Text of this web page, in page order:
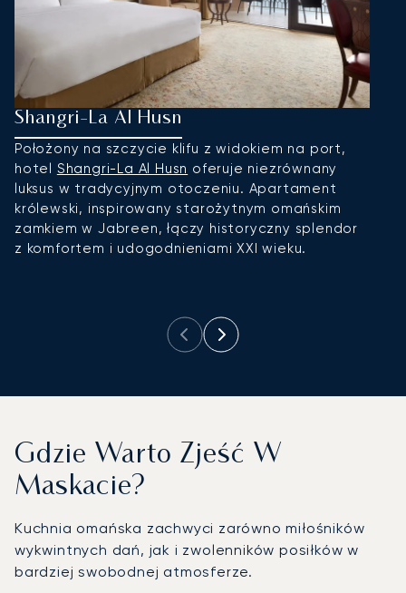
Shangri-La Al Husn
Położony na szczycie klifu z widokiem na port,
hotel Shangri-La Al Husn oferuje niezrównany
luksus w tradycyjnym otoczeniu. Apartament
królewski, inspirowany starożytnym omańskim
zamkiem w Jabreen, łączy historyczny splendor
z komfortem i udogodnieniami XXI wieku.
Gdzie Warto Zjeść W
Maskacie?
Kuchnia omańska zachwyci zarówno miłośników
wykwintnych dań, jak i zwolenników posiłków w
bardziej swobodnej atmosferze.